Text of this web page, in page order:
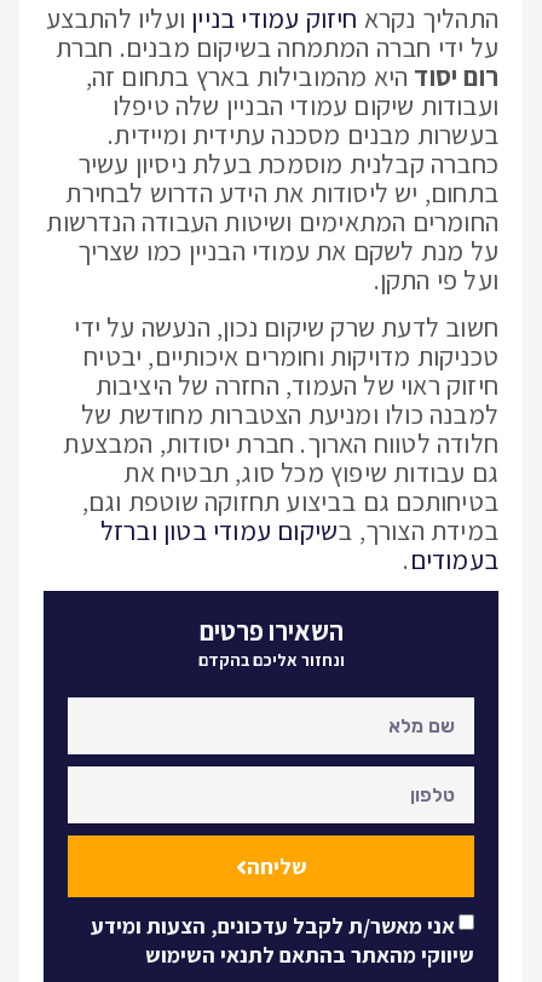
התהליך נקרא חיזוק עמודי בניין ועליו להתבצע
על ידי חברה המתמחה בשיקום מבנים. חברת
רום יסוד היא מהמובילות בארץ בתחום זה,
ועבודות שיקום עמודי הבניין שלה טיפלו
בעשרות מבנים מסכנה עתידית ומיידית.
כחברה קבלנית מוסמכת בעלת ניסיון עשיר
בתחום, יש ליסודות את הידע הדרוש לבחירת
החומרים המתאימים ושיטות העבודה הנדרשות
על מנת לשקם את עמודי הבניין כמו שצריך
ועל פי התקן.
חשוב לדעת שרק שיקום נכון, הנעשה על ידי
טכניקות מדויקות וחומרים איכותיים, יבטיח
חיזוק ראוי של העמוד, החזרה של היציבות
למבנה כולו ומניעת הצטברות מחודשת של
חלודה לטווח הארוך. חברת יסודות, המבצעת
גם עבודות שיפוץ מכל סוג, תבטיח את
בטיחותכם גם בביצוע תחזוקה שוטפת וגם,
במידת הצורך, בשיקום עמודי בטון וברזל
בעמודים.
אני מאשר/ת לקבל עדכונים, הצעות ומידע
שיווקי מהאתר בהתאם לתנאי השימוש
שליחה
השאירו פרטים
ונחזור אליכם בהקדם